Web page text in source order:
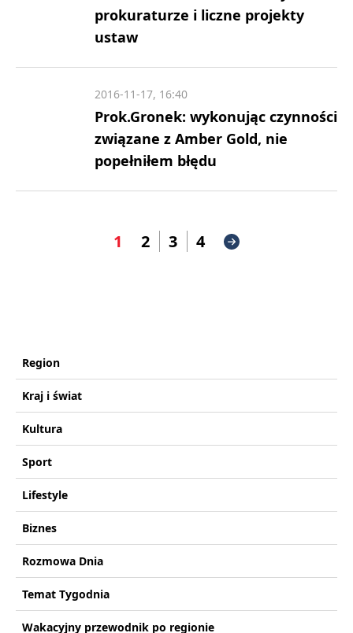
prokuraturze i liczne projekty
ustaw
Prok.Gronek: wykonując czynności
związane z Amber Gold, nie
popełniłem błędu
2016-11-17, 16:40
1 2 3 4
Region
Kraj i świat
Kultura
Sport
Lifestyle
Biznes
Rozmowa Dnia
Temat Tygodnia
Wakacyjny przewodnik po regionie